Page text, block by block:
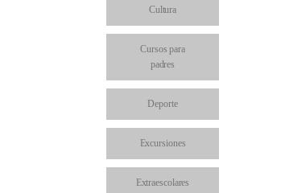
Cultura
Cursos para
padres
Deporte
Excursiones
Extraescolares